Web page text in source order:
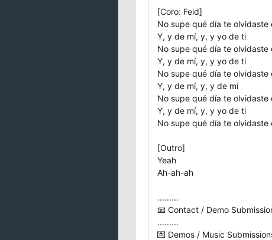
[Coro: Feid]
No supe qué día te olvidaste
Y, y de mí, y, y yo de ti
No supe qué día te olvidaste
Y, y de mí, y, y yo de ti
No supe qué día te olvidaste
Y, y de mí, y, y de mí
No supe qué día te olvidaste
Y, y de mí, y, y yo de ti
No supe qué día te olvidaste
[Outro]
Yeah
Ah-ah-ah
.........
📧 Contact / Demo
.........
💌 Demos / Music